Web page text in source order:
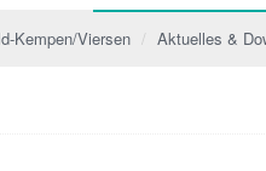
Kempen/Viersen Aktuelles &